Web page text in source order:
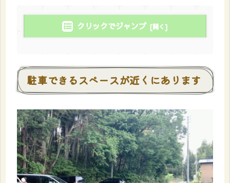
クリックでジャンプ
駐車できるスペースが近くにあります